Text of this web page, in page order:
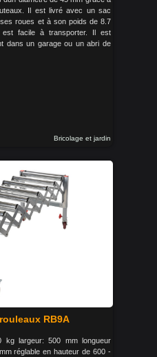
Il est livré avec un sac
roues et à son poids de 8.7
facile à transporter. Il est
dans un garage ou un abri de
Bricolage et jardin
RB9A
kg largeur: 500 mm longueur
réglable en hauteur de 600 -